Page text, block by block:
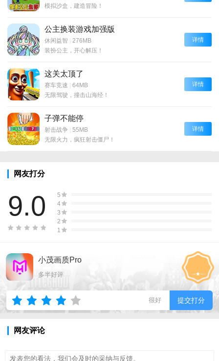
模拟沙盒，建造冒险！
公主换装游戏加强版
休闲益智 | 276MB
装扮公主，开心解压！
详情
这关太顶了
赛车竞速 | 64MB
无限驾驶，撞击山海经！
详情
子弹不能停
射击战争 | 55MB
无限火力，疯狂射击僵尸！
详情
网友打分
9.0
5
4
3
2
1
小茂画质Pro
多半好评
很好 提交打分
网友评论